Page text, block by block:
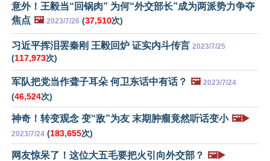
意外！王毅当“回锅肉” 为何“外交部长”成为两派势力争夺
焦点 🖼️ 2023/7/26 (37,510次)
习近平挥泪罢秦刚 王毅回炉 证实内斗传言 2023/7/25
(117,973次)
军队把党当作聋子耳朵 何卫东话中有话？ 🖼️ 2023/7/24
(46,524次)
神奇！转变观念 变“敌”为友 末期肿瘤竟然听话变小 🖼️▶️
2023/7/24 (183,655次)
网友惊呆了！这位大五毛要把火引向外交部？ 🖼️▶️